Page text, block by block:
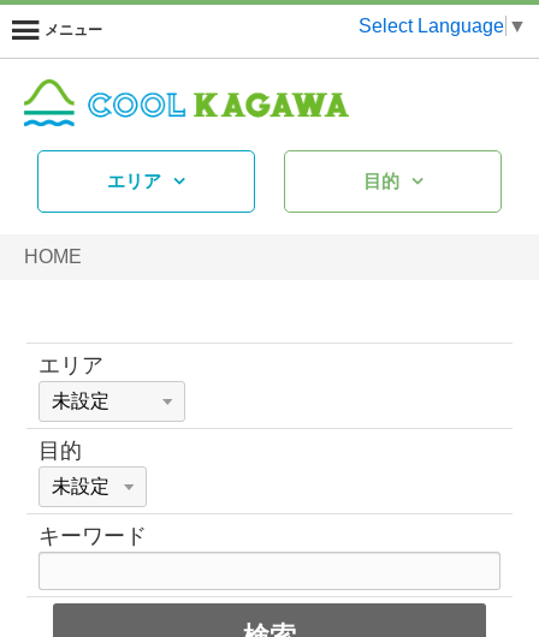
メニュー Select Language ▼
エリア 目的
HOME
エリア
目的
キーワード